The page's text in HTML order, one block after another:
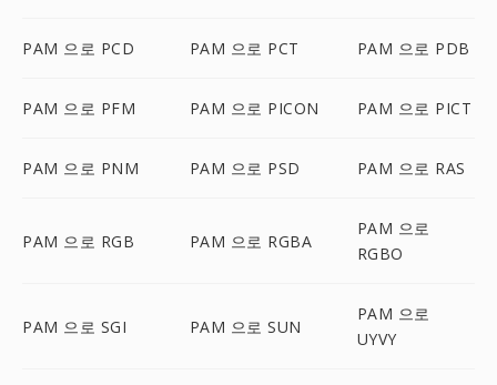
PAM 으로 PCD PAM 으로 PCT PAM 으로 PDB
PAM 으로 PFM PAM 으로 PICON PAM 으로 PICT
PAM 으로 PNM PAM 으로 PSD PAM 으로 RAS
PAM 으로 RGB PAM 으로 RGBA
PAM 으로
RGBO
PAM 으로 SGI PAM 으로 SUN
PAM 으로
UYVY